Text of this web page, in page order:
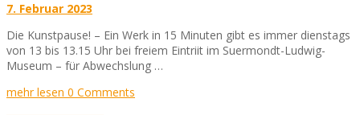
7. Februar 2023
Die Kunstpause! – Ein Werk in 15 Minuten gibt es immer dienstags
von 13 bis 13.15 Uhr bei freiem Eintriit im Suermondt-Ludwig-
Museum – für Abwechslung …
mehr lesen 0 Comments